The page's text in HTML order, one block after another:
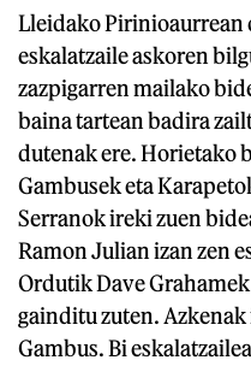
Lleidako Pirinioaurrean
eskalatzaile askoren
zazpigarren mailako
baina tartean badira
dutenak ere. Horietako
Gambusek eta
Serranok ireki zuen
Ramon Julian izan zen
Ordutik Dave
gainditu zuten.
Gambus. Bi